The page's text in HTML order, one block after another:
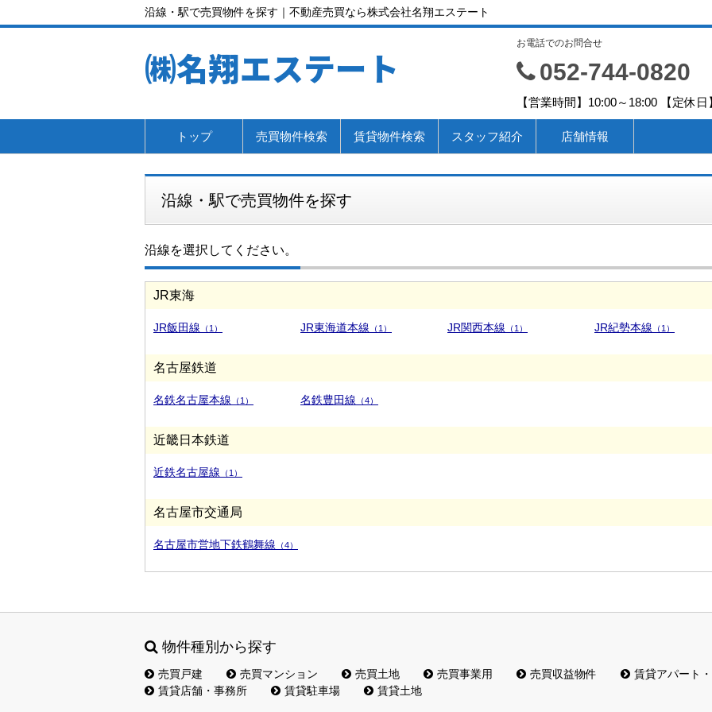
沿線・駅で売買物件を探す｜不動産売買なら株式会社名翔エステート
㈱名翔エステート
お電話でのお問合せ
052-744-0820
【営業時間】10:00～18:00 【定休日
トップ 売買物件検索 賃貸物件検索 スタッフ紹介 店舗情報
沿線・駅で売買物件を探す
沿線を選択してください。
JR東海
JR飯田線 （1） JR東海道本線 （1） JR関西本線 （1） JR紀勢本線 （1）
名古屋鉄道
名鉄名古屋本線 （1） 名鉄豊田線 （4）
近畿日本鉄道
近鉄名古屋線 （1）
名古屋市交通局
名古屋市営地下鉄鶴舞線 （4）
物件種別から探す
売買戸建 売買マンション 売買土地 売買事業用 売買収益物件
賃貸アパート
賃貸店舗・事務所
賃貸駐車場 賃貸土地